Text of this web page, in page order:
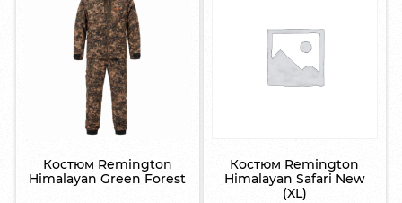
Костюм Remington
Himalayan Green Forest
Костюм Remington
Himalayan Safari New
(XL)